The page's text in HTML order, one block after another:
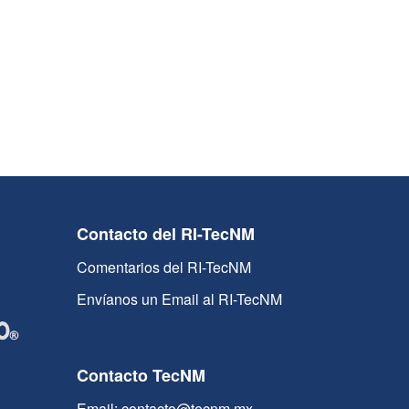
Contacto del RI-TecNM
Comentarios del RI-TecNM
Envíanos un Email al RI-TecNM
Contacto TecNM